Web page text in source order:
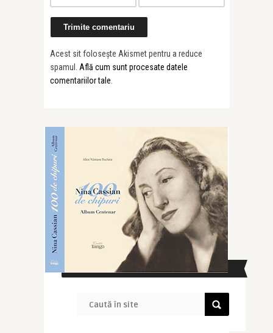
Acest sit folosește Akismet pentru a reduce
spamul. Află cum sunt procesate datele
comentariilor tale
CAUTĂ ÎN SITE